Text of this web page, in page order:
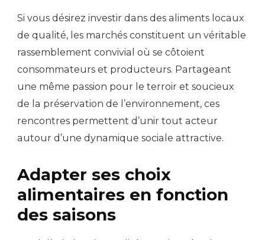
Si vous désirez investir dans des aliments locaux
de qualité, les marchés constituent un véritable
rassemblement convivial où se côtoient
consommateurs et producteurs. Partageant
une même passion pour le terroir et soucieux
de la préservation de l’environnement, ces
rencontres permettent d’unir tout acteur
autour d’une dynamique sociale attractive.
Adapter ses choix
alimentaires en fonction
des saisons